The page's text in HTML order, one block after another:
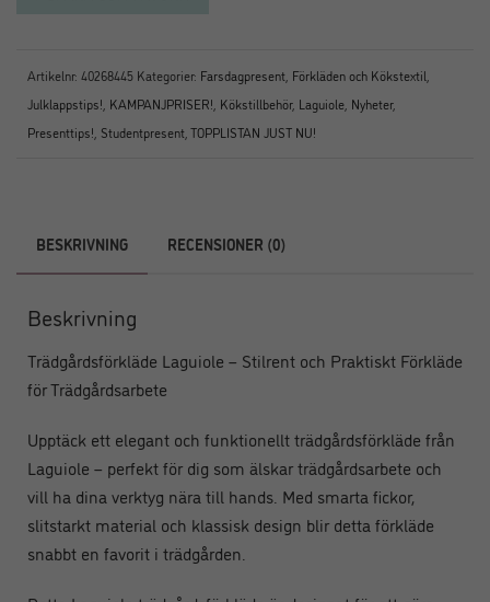
Artikelnr: 40268445 Kategorier: Farsdagpresent Förkläden och Kökstextil
Julklappstips! KAMPANJPRISER! Kökstillbehör, Laguiole Nyheter,
Presenttips! Studentpresent TOPPLISTAN JUST NU!
BESKRIVNING RECENSIONER (0)
Beskrivning
Trädgårdsförkläde Laguiole – Stilrent och Praktiskt Förkläde
för Trädgårdsarbete
Upptäck ett elegant och funktionellt trädgårdsförkläde från
Laguiole – perfekt för dig som älskar trädgårdsarbete och
vill ha dina verktyg nära till hands. Med smarta fickor,
slitstarkt material och klassisk design blir detta förkläde
snabbt en favorit i trädgården.